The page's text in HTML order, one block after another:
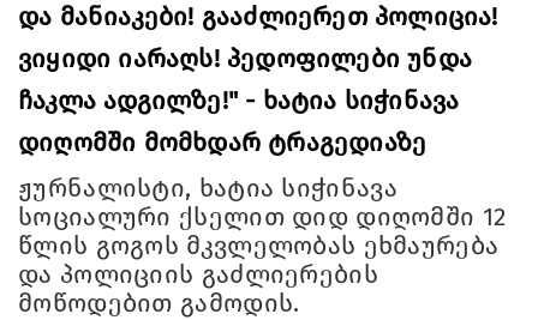
და მანიაკები! გააძლიერეთ პოლიცია!
ვიყიდი იარაღს! პედოფილები უნდა
ჩაკლა ადგილზე!" - ხატია სიჭინავა
დიღომში მომხდარ ტრაგედიაზე
ჟურნალისტი, ხატია სიჭინავა
სოციალური ქსელით დიდ დიღომში 12
წლის გოგოს მკვლელობას ეხმაურება
და პოლიციის გაძლიერების
მოწოდებით გამოდის.